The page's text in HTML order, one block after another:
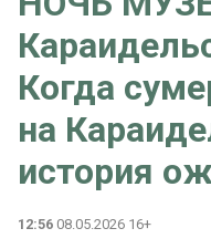
Когда
на
история
12:56 08.05.2026 16+